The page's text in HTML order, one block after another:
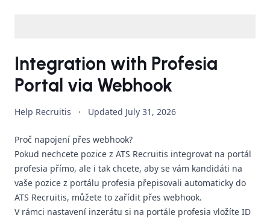
Integration with Profesia
Portal via Webhook
Help Recruitis · Updated July 31, 2026
Proč napojení přes webhook?
Pokud nechcete pozice z ATS Recruitis integrovat na portál
profesia přímo, ale i tak chcete, aby se vám kandidáti na
vaše pozice z portálu profesia přepisovali automaticky do
ATS Recruitis, můžete to zařídit přes webhook.
V rámci nastavení inzerátu si na portále profesia vložíte ID